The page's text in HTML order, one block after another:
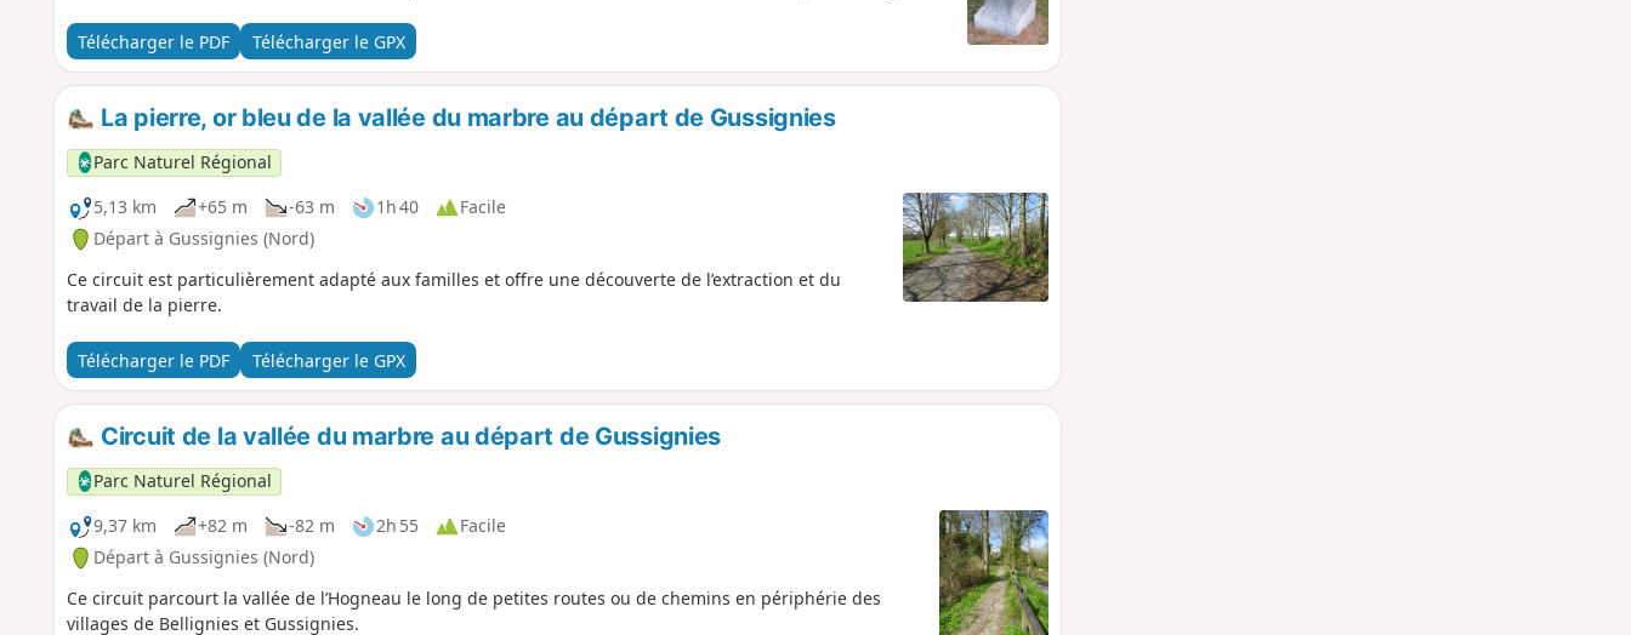
Télécharger le PDF Télécharger le GPX
La pierre, or bleu de la vallée du marbre au départ de Gussignies
Parc Naturel Régional
5,13 km
+65 m -63 m 1h 40
Facile
Départ à Gussignies (Nord)
Ce circuit est particulièrement adapté aux familles et offre une découverte de l’extraction et du
travail de la pierre.
Télécharger le PDF Télécharger le GPX
Circuit de la vallée du marbre au départ de Gussignies
Parc Naturel Régional
9,37 km
+82 m -82 m 2h 55
Facile
Départ à Gussignies (Nord)
Ce circuit parcourt la vallée de l’Hogneau le long de petites routes ou de chemins en périphérie des
villages de Bellignies et Gussignies.